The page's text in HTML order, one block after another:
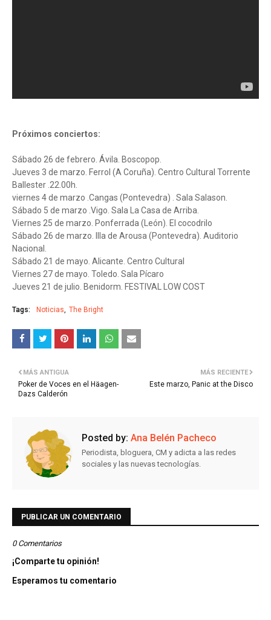
Próximos conciertos:
Sábado 26 de febrero. Ávila. Boscopop.
Jueves 3 de marzo. Ferrol (A Coruña). Centro Cultural Torrente
Ballester .22.00h.
viernes 4 de marzo .Cangas (Pontevedra) . Sala Salason.
Sábado 5 de marzo .Vigo. Sala La Casa de Arriba.
Viernes 25 de marzo. Ponferrada (León). El cocodrilo
Sábado 26 de marzo. Illa de Arousa (Pontevedra). Auditorio
Nacional.
Sábado 21 de mayo. Alicante. Centro Cultural
Viernes 27 de mayo. Toledo. Sala Pícaro
Jueves 21 de julio. Benidorm. FESTIVAL LOW COST
Tags: Noticias The Bright
MÁS RECIENTE
Este marzo, Panic at the Disco
MÁS ANTIGUA
Poker de Voces en el Häagen-
Dazs Calderón
Posted by: Ana Belén Pacheco
Periodista, bloguera, CM y adicta a las redes
sociales y las nuevas tecnologías.
PUBLICAR UN COMENTARIO
0 Comentarios
¡Comparte tu opinión!
Esperamos tu comentario